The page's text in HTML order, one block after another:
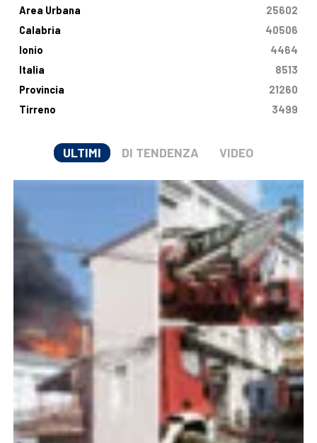
Area Urbana
25602
Calabria
40506
Ionio
4464
Italia
8513
Provincia
21260
Tirreno
3499
ULTIMI DI TENDENZA VIDEO